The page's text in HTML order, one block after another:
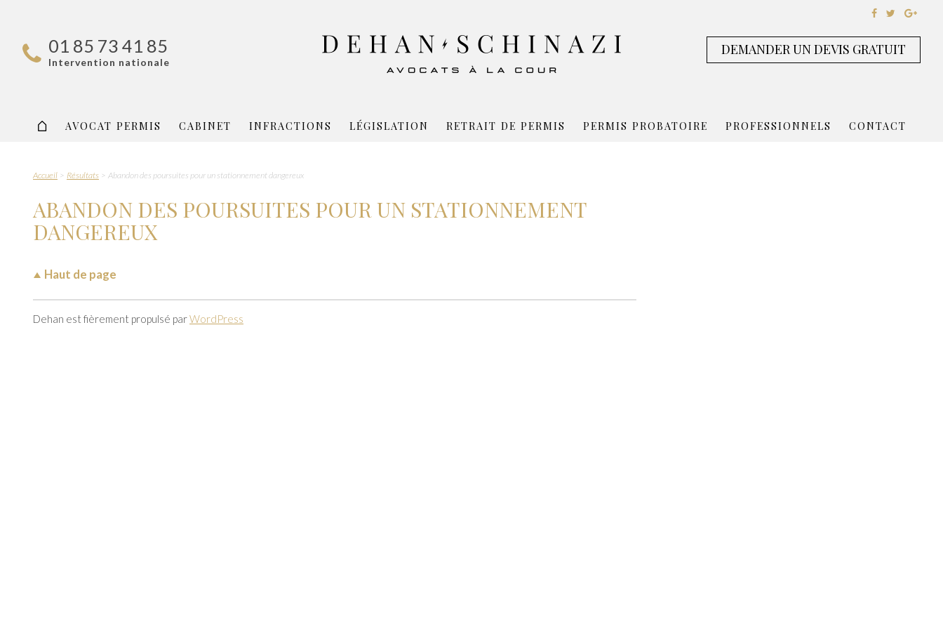
01 85 73 41 85
Intervention nationale
DEMANDER UN DEVIS GRATUIT
AVOCAT PERMIS CABINET INFRACTIONS LÉGISLATION RETRAIT DE PERMIS PERMIS PROBATOIRE PROFESSIONNELS CONTACT
Accueil Résultats Abandon des poursuites pour un stationnement dangereux
ABANDON DES POURSUITES POUR UN STATIONNEMENT
DANGEREUX
Haut de page
Dehan est fièrement propulsé parWordPress